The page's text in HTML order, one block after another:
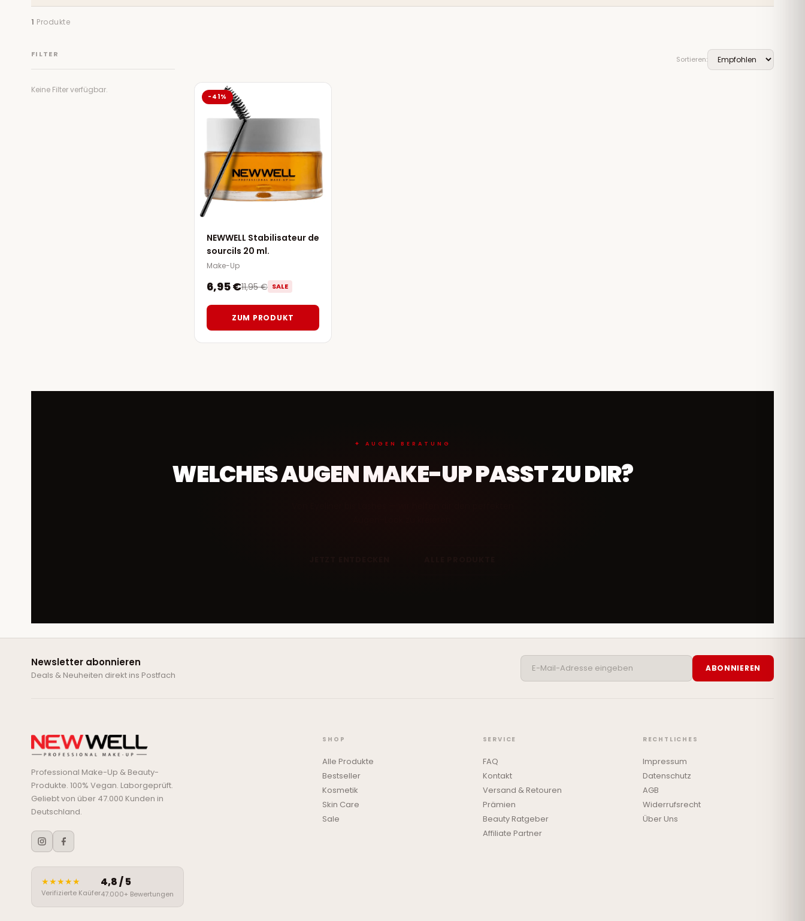
1 Produkte
FILTER
Keine Filter verfügbar.
Sortieren:
-41%
NEWWELL Stabilisateur de
sourcils 20 ml.
Make-Up
6,95 €11,95 € SALE
ZUM PRODUKT
✦ AUGEN BERATUNG
WELCHES AUGEN MAKE-UP PASST ZU DIR?
Newsletter abonnieren
Deals & Neuheiten direkt ins Postfach
ABONNIEREN
Professional Make-Up & Beauty-
Produkte. 100% Vegan. Laborgeprüft.
Geliebt von über 47.000 Kunden in
Deutschland.
★★★★★
Verifizierte Kaüfer
4,8 / 5
47.000+ Bewertungen
SHOP
Alle Produkte
Bestseller
Kosmetik
Skin Care
Sale
SERVICE
FAQ
Kontakt
Versand & Retouren
Prämien
Beauty Ratgeber
Affiliate Partner
RECHTLICHES
Impressum
Datenschutz
AGB
Widerrufsrecht
Über Uns